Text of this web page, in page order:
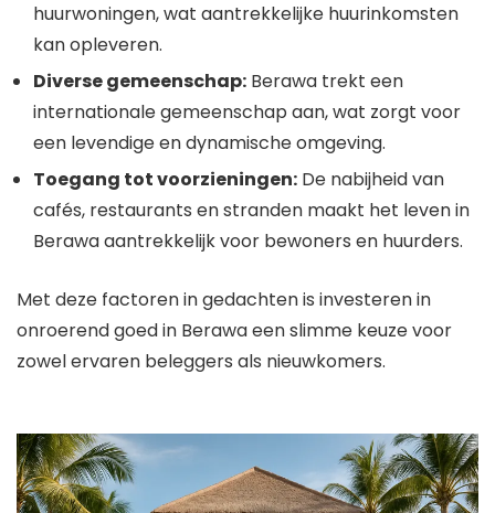
huurwoningen, wat aantrekkelijke huurinkomsten
kan opleveren.
Diverse gemeenschap: Berawa trekt een
internationale gemeenschap aan, wat zorgt voor
een levendige en dynamische omgeving.
Toegang tot voorzieningen: De nabijheid van
cafés, restaurants en stranden maakt het leven in
Berawa aantrekkelijk voor bewoners en huurders.
Met deze factoren in gedachten is investeren in
onroerend goed in Berawa een slimme keuze voor
zowel ervaren beleggers als nieuwkomers.